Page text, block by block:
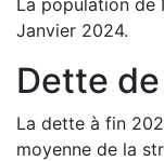
La population de
Janvier 2024.
Dette de
La dette à fin
moyenne de la